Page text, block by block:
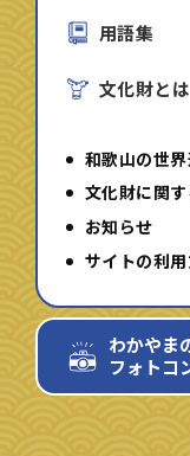
用語集
文化財とは
和歌山の世
文化財に関
お知らせ
サイトの利
わかやま
フォトコ